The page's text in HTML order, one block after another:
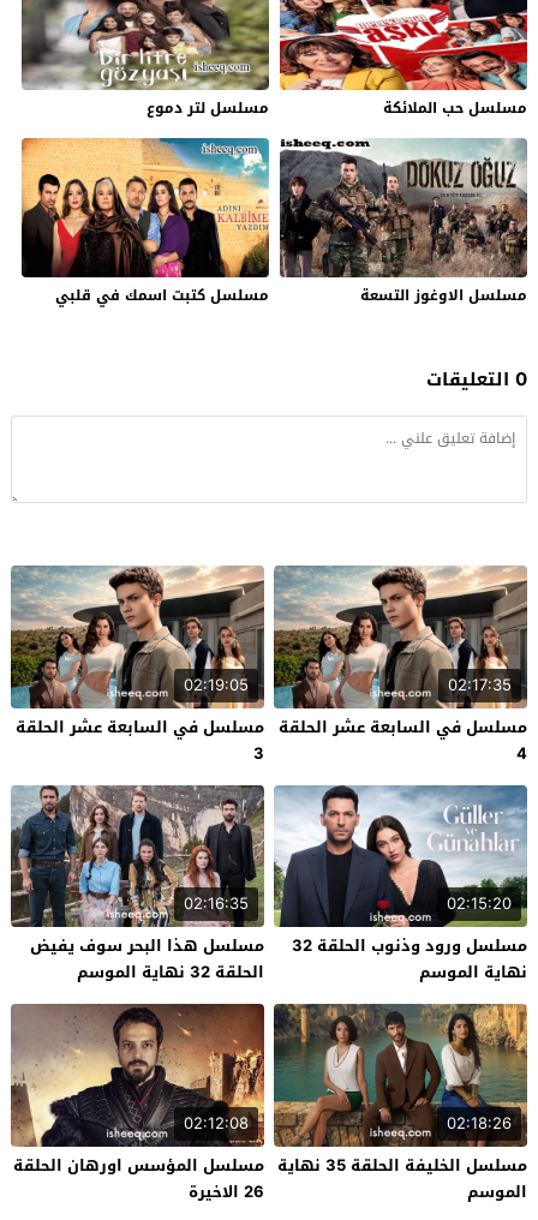
مسلسل حب الملائكة مسلسل لتر دموع
مسلسل الاوغوز التسعة مسلسل كتبت اسمك في قلبي
0 التعليقات
02:17:35
مسلسل في السابعة عشر الحلقة
4
02:19:05
مسلسل في السابعة عشر الحلقة
3
02:15:20
مسلسل ورود وذنوب الحلقة 32
نهاية الموسم
02:16:35
مسلسل هذا البحر سوف يفيض
الحلقة 32 نهاية الموسم
02:18:26
مسلسل الخليفة الحلقة 35 نهاية
الموسم
02:12:08
مسلسل المؤسس اورهان الحلقة
26 الاخيرة